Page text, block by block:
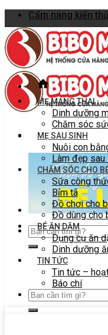
Skip
to
content
Cẩm nang kiến
MẸ MANG THAI
Dinh dưỡng
Chăm sóc
MẸ SAU SINH
Nuôi con
Làm đẹp sau
CHĂM SÓC CHO
Sữa công
Bỉm tã
Đồ chơi cho
Đồ dùng cho
BÉ ĂN DẶM
Dụng cụ ăn
Dinh dưỡng
TIN TỨC
Tin tức –
Báo chí